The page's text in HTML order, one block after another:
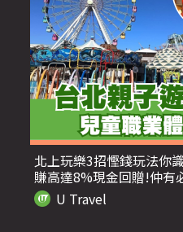
北上玩樂3招慳錢玩法你
賺高達8%現金回贈!仲有
U Travel